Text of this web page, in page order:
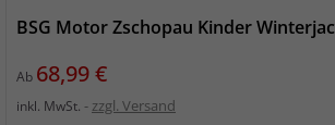
BSG Motor Zschopau Kinder
Ab Preis
68,99 €
inkl. MwSt. zzgl. Versand